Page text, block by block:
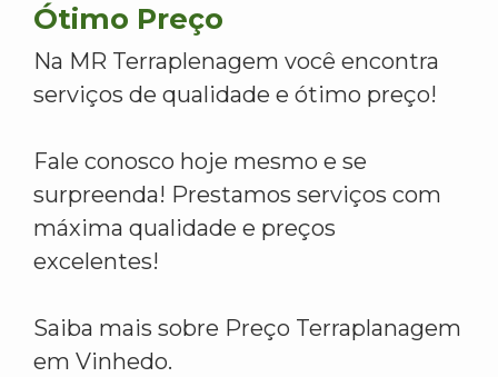
Ótimo Preço
Na MR Terraplenagem você encontra
serviços de qualidade e ótimo preço!
Fale conosco hoje mesmo e se
surpreenda! Prestamos serviços com
máxima qualidade e preços
excelentes!
Saiba mais sobre Preço Terraplanagem
em Vinhedo.